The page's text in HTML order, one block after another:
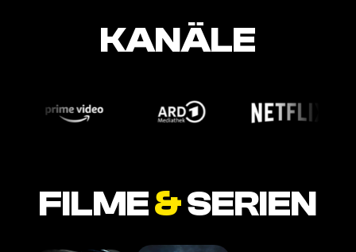
KANÄLE
FILME&SERIEN